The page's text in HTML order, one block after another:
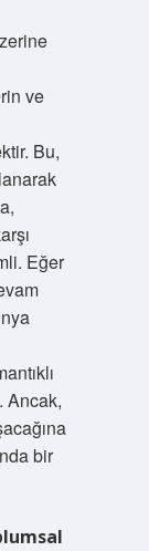
ve
Bu,
Eğer
Ancak,
bir